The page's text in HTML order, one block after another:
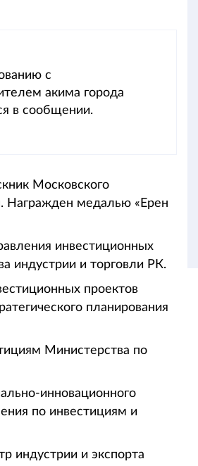
с
акима города
в сообщении.
Московского
Награжден медалью «Ерен
инвестиционных
индустрии и торговли РК.
проектов
планирования
Министерства по
инновационного
по инвестициям и
индустрии и экспорта